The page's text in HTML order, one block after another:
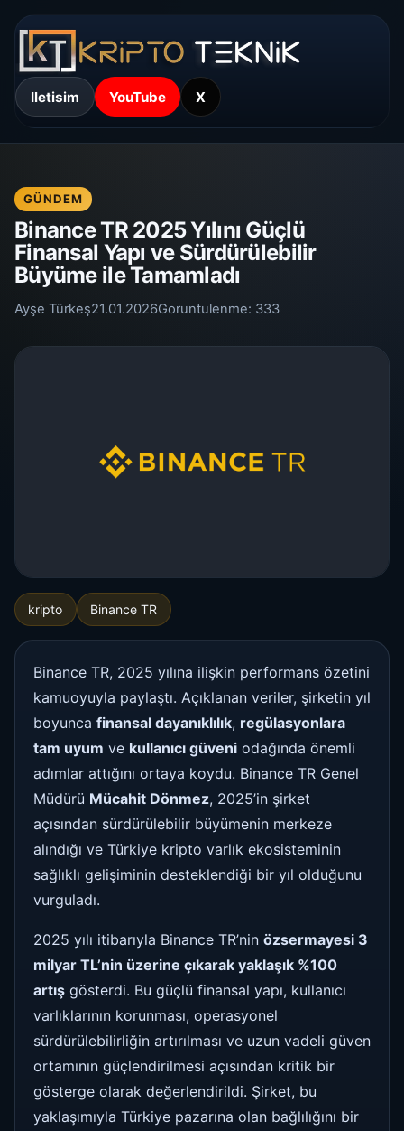
Iletisim YouTube X
GÜNDEM
Binance TR 2025 Yılını Güçlü
Finansal Yapı ve Sürdürülebilir
Büyüme ile Tamamladı
Ayşe Türkeş21.01.2026Goruntulenme: 333
kripto Binance TR
Binance TR, 2025 yılına ilişkin performans özetini
kamuoyuyla paylaştı. Açıklanan veriler, şirketin yıl
boyunca finansal dayanıklılık, regülasyonlara
tam uyum ve kullanıcı güveni odağında önemli
adımlar attığını ortaya koydu. Binance TR Genel
Müdürü Mücahit Dönmez, 2025’in şirket
açısından sürdürülebilir büyümenin merkeze
alındığı ve Türkiye kripto varlık ekosisteminin
sağlıklı gelişiminin desteklendiği bir yıl olduğunu
vurguladı.
2025 yılı itibarıyla Binance TR’nin özsermayesi 3
milyar TL’nin üzerine çıkarak yaklaşık %100
artış gösterdi. Bu güçlü finansal yapı, kullanıcı
varlıklarının korunması, operasyonel
sürdürülebilirliğin artırılması ve uzun vadeli güven
ortamının güçlendirilmesi açısından kritik bir
gösterge olarak değerlendirildi. Şirket, bu
yaklaşımıyla Türkiye pazarına olan bağlılığını bir